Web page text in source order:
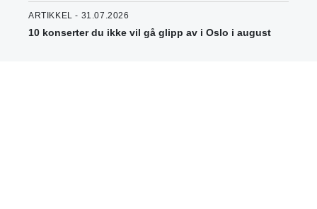
ARTIKKEL - 31.07.2026
10 konserter du ikke vil gå glipp av i Oslo i august